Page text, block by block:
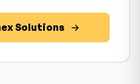
Solutions